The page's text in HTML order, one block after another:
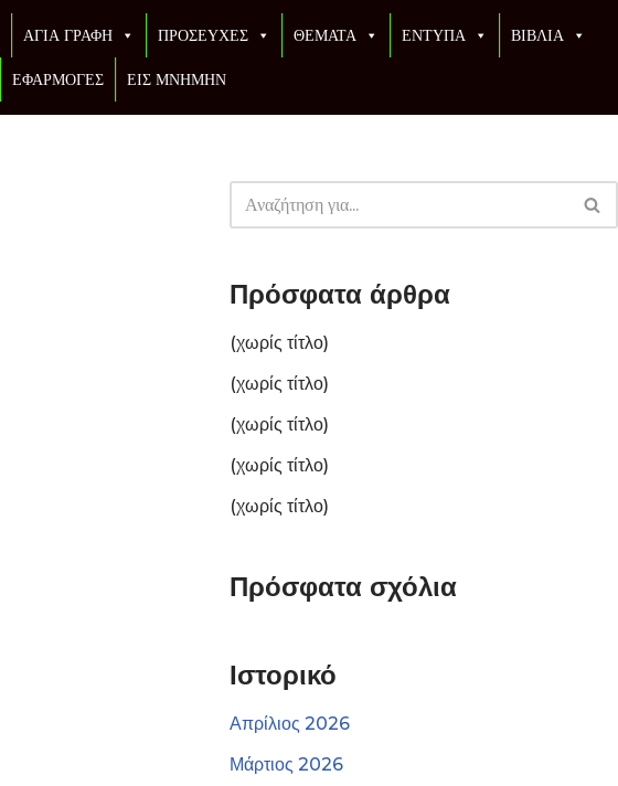
ΑΓΙΑ ΓΡΑΦΗ ΠΡΟΣΕΥΧΕΣ ΘΕΜΑΤΑ ΕΝΤΥΠΑ ΒΙΒΛΙΑ
ΕΦΑΡΜΟΓΕΣ ΕΙΣ ΜΝΗΜΗΝ
Πρόσφατα άρθρα
(χωρίς τίτλο)
(χωρίς τίτλο)
(χωρίς τίτλο)
(χωρίς τίτλο)
(χωρίς τίτλο)
Πρόσφατα σχόλια
Ιστορικό
Απρίλιος 2026
Μάρτιος 2026